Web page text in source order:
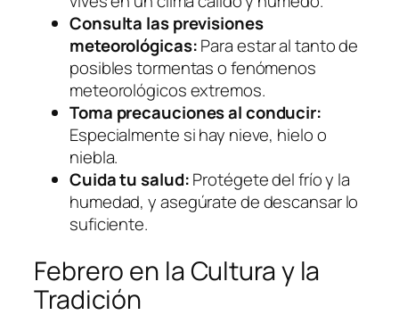
Consulta las previsiones
meteorológicas:Para estar al tanto de
posibles tormentas o fenómenos
meteorológicos extremos.
Toma precauciones al conducir:
Especialmente si hay nieve, hielo o
niebla.
Cuida tu salud:Protégete del frío y la
humedad, y asegúrate de descansar lo
suficiente.
Febrero en la Cultura y la
Tradición